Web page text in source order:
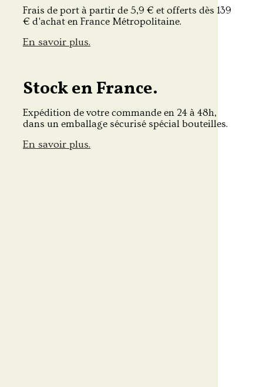
Frais de port à partir de 5,9 € et offerts dès 139
€ d'achat en France Métropolitaine.
En savoir plus.
Stock en France.
Expédition de votre commande en 24 à 48h,
dans un emballage sécurisé spécial bouteilles.
En savoir plus.